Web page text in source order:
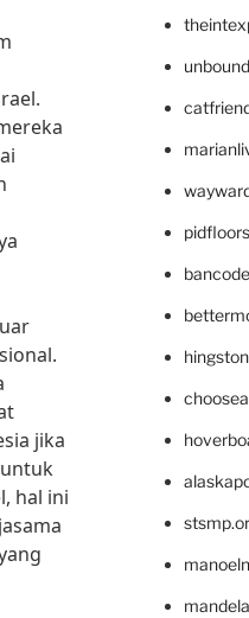
jika
hal ini